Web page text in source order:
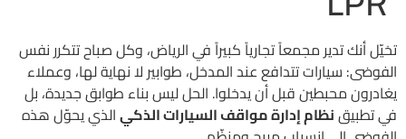
تخيّل أنك تدير مجمعاً تجارياً كبيراً في الرياض، وكل صباح تتكرر نفس
الفوضى: سيارات تتدافع عند المدخل، طوابير لا نهاية لها، وعملاء
يغادرون محبطين قبل أن يدخلوا. الحل ليس بناء طوابق جديدة، بل
في تطبيقنظام إدارة مواقف السيارات الذكيالذي يحوّل هذه